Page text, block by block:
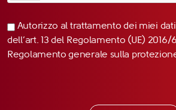
Autorizzo al trattamento dei miei
dell’art. 13 del Regolamento (UE) 2016/
Regolamento generale sulla